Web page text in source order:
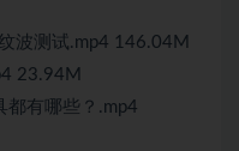
波测试.mp4 146.04M
23.94M
都有哪些？.mp4